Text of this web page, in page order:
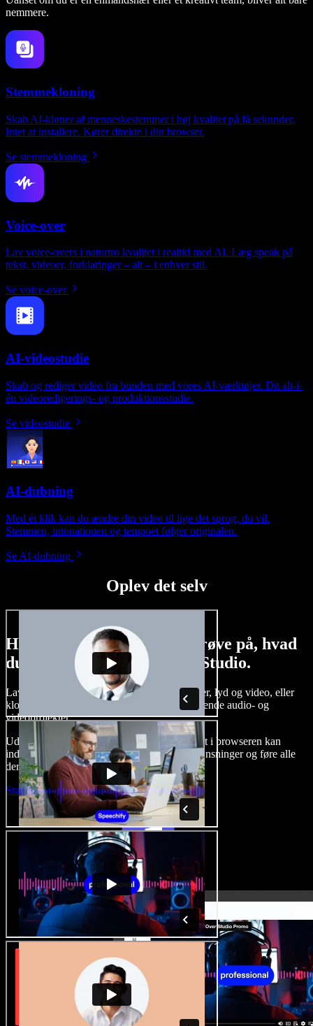
nemmere.
Stemmekloning
Skab AI-kloner af menneskestemmer i høj kvalitet på få sekunder.
Intet at installere. Kører direkte i din browser.
Se stemmekloning
Voice-over
Lav voice-overs i naturtro kvalitet i realtid med AI. Læg speak på
tekst, videoer, forklaringer – alt – i enhver stil.
Se voice-over
AI-videostudie
Skab og rediger video fra bunden med vores AI-værktøjer. Dit alt-i-
én videoredigerings- og produktionsstudie.
Se videostudie
AI-dubning
Med ét klik kan du ændre din video til lige det sprog, du vil.
Stemmen, intonationen og tempoet følger originalen.
Se AI-dubning
Oplev det selv
Her er bare en lille smagsprøve på, hvad
du kan lave med Speechify Studio.
Lav voice-overs, tilføj royaltyfrie stockbilleder, lyd og video, eller
klon din stemme og skab komplette, imponerende audio- og
videoprojekter.
Uden indlæringskurve og med alt tilgængeligt i browseren kan
indholdsskabere slippe for traditionelle begrænsninger og føre alle
deres kreative idéer ud i livet.
Start Studio